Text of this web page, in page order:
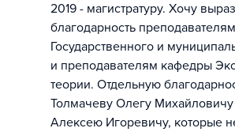
2019 - магистратуру. Хочу
благодарность
Государственного и
и преподавателям кафедры
теории. Отдельную
Толмачеву Олегу
Алексею Игоревичу, которые